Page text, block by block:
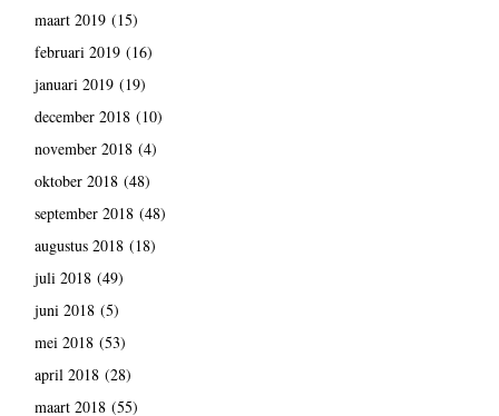
maart 2019(15)
februari 2019(16)
januari 2019(19)
december 2018(10)
november 2018(4)
oktober 2018(48)
september 2018(48)
augustus 2018(18)
juli 2018(49)
juni 2018(5)
mei 2018(53)
april 2018(28)
maart 2018(55)